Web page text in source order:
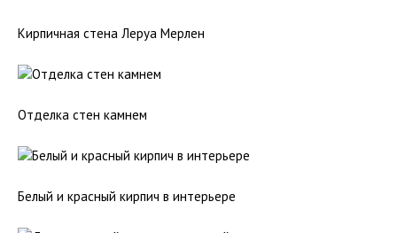
Кирпичная стена Леруа Мерлен
Отделка стен камнем
Белый и красный кирпич в интерьере